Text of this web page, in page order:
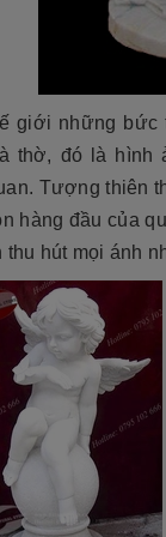
bền cao, mẫu mã đẹp,
giới những
thờ, đó là hình
Tượng thiên
hàng đầu của
thu hút mọi ánh